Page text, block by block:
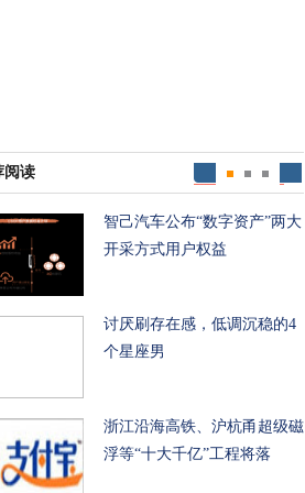
阅读
智己汽车公布“数字资产”两大
开采方式用户权益
讨厌刷存在感，低调沉稳的4
个星座男
浙江沿海高铁、沪杭甬超级磁
浮等“十大千亿”工程将落